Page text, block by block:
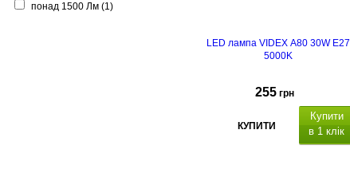
понад 1500 Лм (1)
LED лампа VIDEX A80 30W E27
5000K
255 грн
КУПИТИ
Купити
в 1 клік